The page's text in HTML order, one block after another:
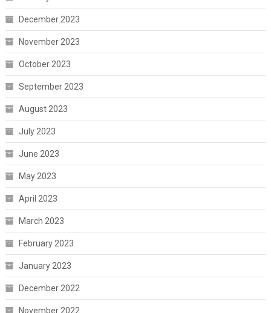
December 2023
November 2023
October 2023
September 2023
August 2023
July 2023
June 2023
May 2023
April 2023
March 2023
February 2023
January 2023
December 2022
November 2022